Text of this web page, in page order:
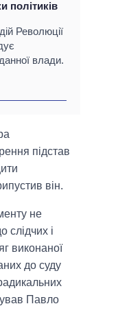
політиків
Революції
влади.
підстав
він.
не
слідчих і
виконаної
до суду
Павло